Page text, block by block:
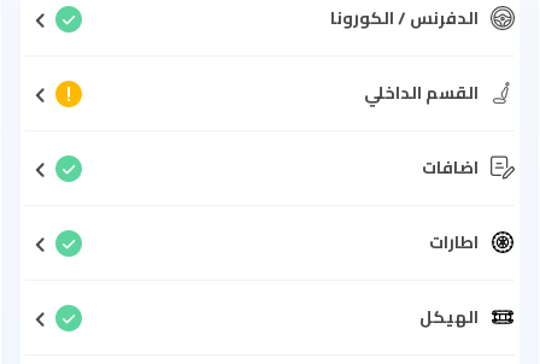
الدفرنس / الكورونا
القسم الداخلي
اضافات
اطارات
الهيكل